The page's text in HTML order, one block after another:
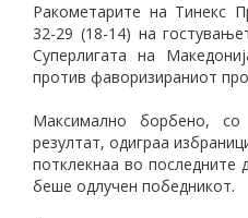
Ракометарите на Тинекс
32-29 (18-14) на
Суперлигата на
против фаворизираниот
Максимално борбено,
резултат, одиграа
потклекнаа во последните
беше одлучен победникот.